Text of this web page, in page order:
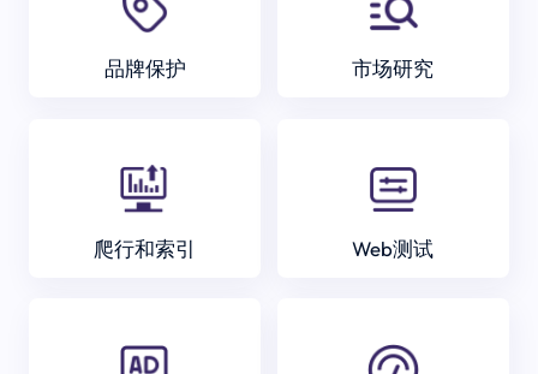
品牌保护 市场研究
爬行和索引 Web测试